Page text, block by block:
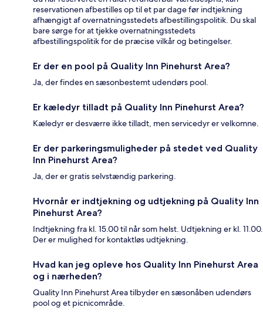
reservationen afbestilles op til et par dage før indtjekning
afhængigt af overnatningsstedets afbestillingspolitik. Du skal
bare sørge for at tjekke overnatningsstedets
afbestillingspolitik for de præcise vilkår og betingelser.
Er der en pool på Quality Inn Pinehurst Area?
Ja, der findes en sæsonbestemt udendørs pool.
Er kæledyr tilladt på Quality Inn Pinehurst Area?
Kæledyr er desværre ikke tilladt, men servicedyr er velkomne.
Er der parkeringsmuligheder på stedet ved Quality
Inn Pinehurst Area?
Ja, der er gratis selvstændig parkering.
Hvornår er indtjekning og udtjekning på Quality Inn
Pinehurst Area?
Indtjekning fra kl. 15.00 til når som helst. Udtjekning er kl. 11.00.
Der er mulighed for kontaktløs udtjekning.
Hvad kan jeg opleve hos Quality Inn Pinehurst Area
og i nærheden?
Quality Inn Pinehurst Area tilbyder en sæsonåben udendørs
pool og et picnicområde.